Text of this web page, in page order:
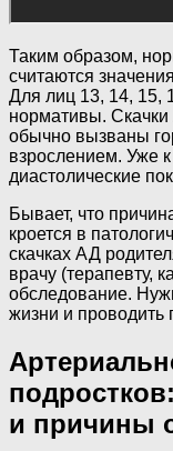
Таким образом,
считаются
Для лиц 13, 14, 15,
нормативы. Скачки
обычно вызваны
взрослением. Уже
диастолические
Бывает, что
кроется в
скачках АД
врачу (терапевту,
обследование.
жизни и проводить
и причины